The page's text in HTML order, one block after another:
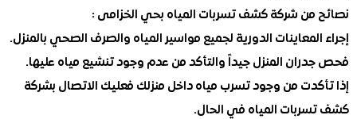
شركة كشف تسربات المياه بحي الخزامى :
الدورية لجميع مواسير المياه والصرف الصحي بالمنزل.
المنزل جيداً والتأكد من عدم وجود تنشيع مياه عليها.
من وجود تسرب مياه داخل منزلك فعليك الاتصال بشركة
المياه في الحال.